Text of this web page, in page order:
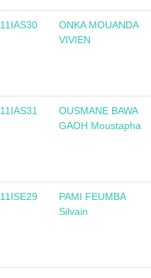
11IAS30
ONKA MOUANDA
VIVIEN
11IAS31
OUSMANE BAWA
GAOH Moustapha
11ISE29
PAMI FEUMBA
Silvain